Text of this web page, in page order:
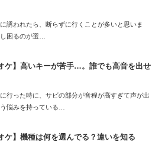
誘われたら、断らずに行くことが多いと思いま
困るのが選…
ケ】高いキーが苦手…。誰でも高音を出せ
行った時に、サビの部分が音程が高すぎて声が出
悩みを持っている…
ケ】機種は何を選んでる？違いを知る